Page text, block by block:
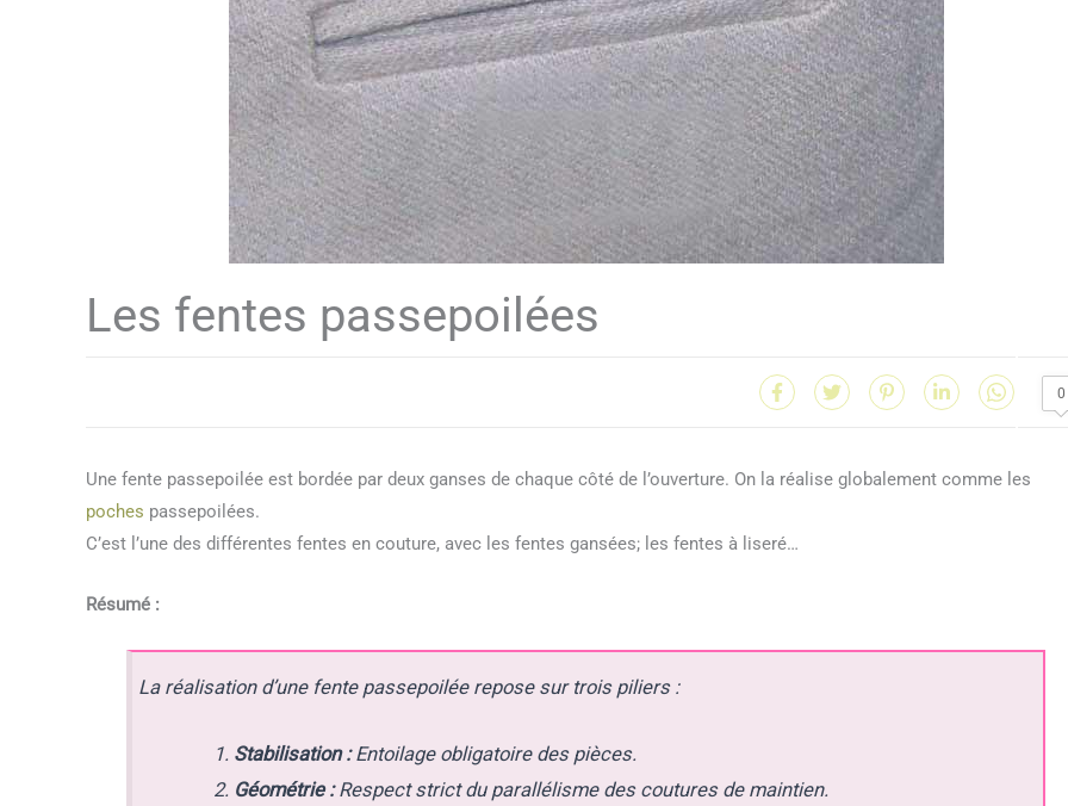
Les fentes passepoilées
0
Une fente passepoilée est bordée par deux ganses de chaque côté de l’ouverture. On la réalise globalement comme les
poches passepoilées.
C’est l’une des différentes fentes en couture, avec les fentes gansées; les fentes à liseré…
Résumé :
La réalisation d’une fente passepoilée repose sur trois piliers :
Stabilisation :Entoilage obligatoire des pièces.
Géométrie :Respect strict du parallélisme des coutures de maintien.